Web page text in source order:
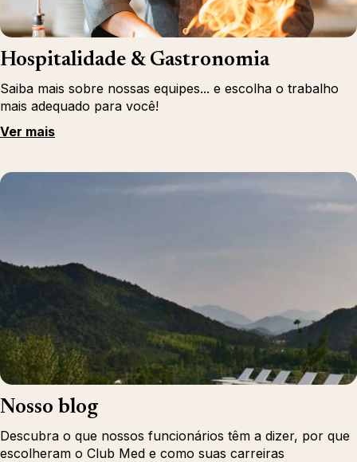
Hospitalidade & Gastronomia
Saiba mais sobre nossas equipes... e escolha o trabalho
mais adequado para você!
Ver mais
Nosso blog
Descubra o que nossos funcionários têm a dizer, por que
escolheram o Club Med e como suas carreiras